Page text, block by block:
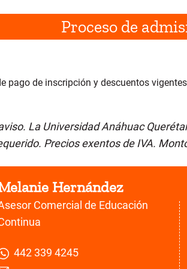
avanzada ·
Integración de flujos de trabajo
Proceso de
pago de inscripción y descuentos
La Universidad Anáhuac
Precios exentos de IVA.
Hernández
Comercial de Educación
442 339 4245